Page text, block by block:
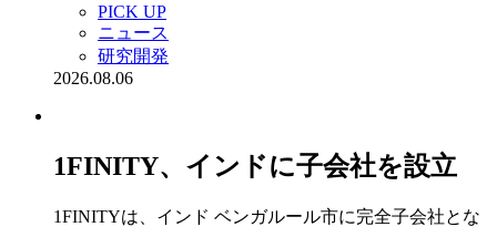
PICK UP
ニュース
研究開発
2026.08.06
1FINITY、インドに子会社を設立
1FINITYは、インド ベンガルール市に完全子会社とな